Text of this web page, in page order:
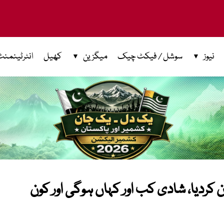
نیوز سوشل / فیکٹ چیک میگزین کھیل
شادی کب اور کہاں ہوگی اور کون